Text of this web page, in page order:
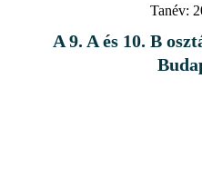
Tanév:
A 9. A és 10. B